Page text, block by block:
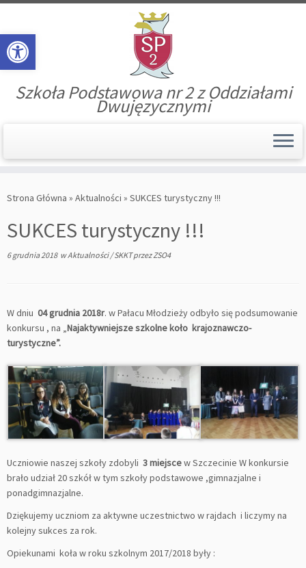
Open toolbar
to
Szkoła Podstawowa nr 2 z Oddziałami
Dwujęzycznymi
Strona Główna » Aktualności » SUKCES turystyczny !!!
SUKCES turystyczny !!!
6 grudnia 2018wAktualności/SKKTprzezZSO4
W dniu 04 grudnia 2018r. w Pałacu Młodzieży odbyło się podsumowanie
konkursu , na „Najaktywniejsze szkolne koło krajoznawczo-
turystyczne”.
Uczniowie naszej szkoły zdobyli 3 miejscew Szczecinie W konkursie
brało udział 20 szkół w tym szkoły podstawowe ,gimnazjalne i
ponadgimnazjalne.
Dziękujemy uczniom za aktywne uczestnictwo w rajdach i liczymy na
kolejny sukces za rok.
Opiekunami koła w roku szkolnym 2017/2018 były :